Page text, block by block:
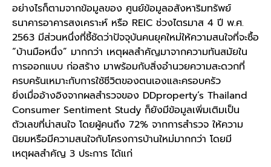
อย่างไรก็ตามจากข้อมูลของ ศูนย์ข้อมูลอสังหาริมทรัพย์
ธนาคารอาคารสงเคราะห์ หรือ REIC ช่วงไตรมาส 4 ปี พ.ศ.
2563 มีส่วนหนึ่งที่ชี้ชัดว่าปัจจุบันคนยุคใหม่ให้ความสนใจที่จะซื้อ
“บ้านมือหนึ่ง” มากกว่า เหตุผลสำคัญมาจากความทันสมัยใน
การออกแบบ ก่อสร้าง มาพร้อมกับสิ่งอำนวยความสะดวกที่
ครบครันเหมาะกับการใช้ชีวิตของตนเองและครอบครัว
ยิ่งเมื่ออ้างอิงจากผลสำรวจของ DDproperty’s Thailand
Consumer Sentiment Study ก็ยังมีข้อมูลเพิ่มเติมเป็น
ตัวเลขที่น่าสนใจ โดยผู้คนถึง 72% จากการสำรวจ ให้ความ
นิยมหรือมีความสนใจกับโครงการบ้านใหม่มากกว่า โดยมี
เหตุผลสำคัญ 3 ประการ ได้แก่